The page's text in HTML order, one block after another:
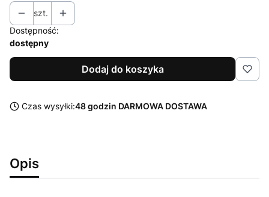
szt.
Dostępność:
dostępny
Dodaj do koszyka
Czas wysyłki:48 godzin DARMOWA DOSTAWA
Opis